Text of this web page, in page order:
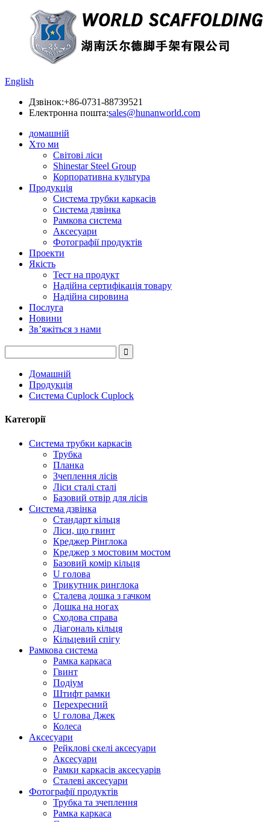
English
Дзвінок:+86-0731-88739521
Електронна пошта:sales@hunanworld.com
домашній
Хто ми
Світові ліси
Shinestar Steel Group
Корпоративна культура
Продукція
Система трубки каркасів
Система дзвінка
Рамкова система
Аксесуари
Фотографії продуктів
Проекти
Якість
Тест на продукт
Надійна сертифікація товару
Надійна сировина
Послуга
Новини
Зв’яжіться з нами
Домашній
Продукція
Система Cuplock Cuplock
Категорії
Система трубки каркасів
Трубка
Планка
Зчеплення лісів
Ліси сталі сталі
Базовий отвір для лісів
Система дзвінка
Стандарт кільця
Ліси, що гвинт
Креджер Рінглока
Креджер з мостовим мостом
Базовий комір кільця
U голова
Трикутник ринглока
Сталева дошка з гачком
Дошка на ногах
Сходова справа
Діагональ кільця
Кільцевий спігу
Рамкова система
Рамка каркаса
Гвинт
Подіум
Штифт рамки
Перехресний
U голова Джек
Колеса
Аксесуари
Рейклові скелі аксесуари
Аксесуари
Рамки каркасів аксесуарів
Сталеві аксесуари
Фотографії продуктів
Трубка та зчеплення
Рамка каркаса